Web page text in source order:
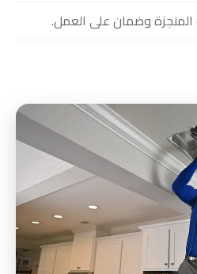
المنجزة وضمان على العمل.